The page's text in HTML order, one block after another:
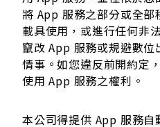
將 App 服務之部分或全
載具使用，或進行任何非
竄改 App 服務或規避數
情事。如您違反前開約定
使用 App 服務之權利。
本公司得提供 App 服務自